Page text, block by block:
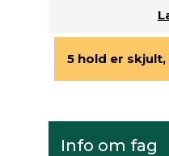
5 hold er
Info om fag